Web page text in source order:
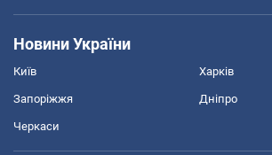
Новини України
Київ Харків
Запоріжжя Дніпро
Черкаси